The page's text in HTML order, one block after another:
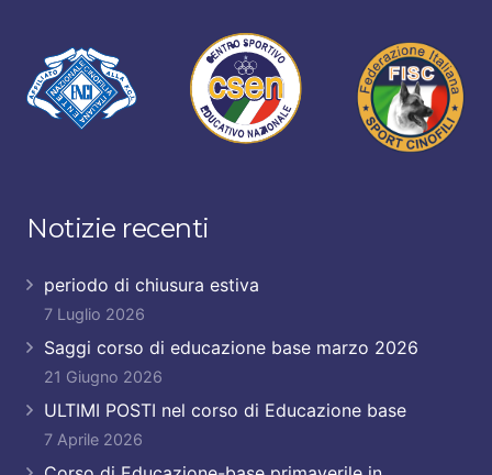
Notizie recenti
periodo di chiusura estiva
7 Luglio 2026
Saggi corso di educazione base marzo 2026
21 Giugno 2026
ULTIMI POSTI nel corso di Educazione base
7 Aprile 2026